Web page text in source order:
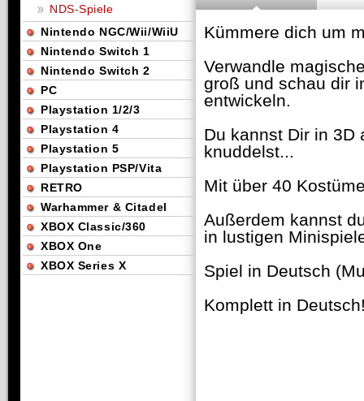
Kümmere dich um
Verwandle
groß und schau dir
entwickeln.
Du kannst Dir in 3D
knuddelst...
Mit über 40
Außerdem kannst
in lustigen
Spiel in Deutsch
Komplett in
NDS-Spiele
Nintendo NGC/Wii/WiiU
Nintendo Switch 1
Nintendo Switch 2
PC
Playstation 1/2/3
Playstation 4
Playstation 5
Playstation PSP/Vita
RETRO
Warhammer & Citadel
XBOX Classic/360
XBOX One
XBOX Series X